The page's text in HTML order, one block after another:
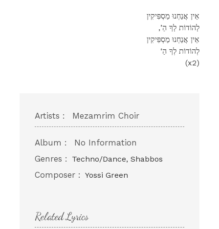
אֵין אֲנַחְנוּ מַסְפִּיקִין
,’לְהוֹדוֹת לְךָ הַ
אֵין אֲנַחְנוּ מַסְפִּיקִין
‘לְהוֹדוֹת לְךָ הַ
(x2)
Artists : Mezamrim Choir
Album :
No Information
Genres :
Techno/Dance, Shabbos
Composer : Yossi Green
Related Lyrics